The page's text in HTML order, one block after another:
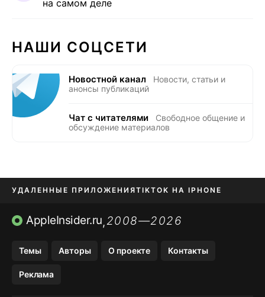
на самом деле
НАШИ СОЦСЕТИ
Новостной канал
Новости, статьи и
анонсы публикаций
Чат с читателями
Свободное общение и
обсуждение материалов
УДАЛЕННЫЕ ПРИЛОЖЕНИЯTIKTOK НА IPHONE
ПРИЛОЖЕНИЯ БЕЗ APP STORE
AppleInsider.ru,2008—2026
Темы Авторы О проекте Контакты
Реклама